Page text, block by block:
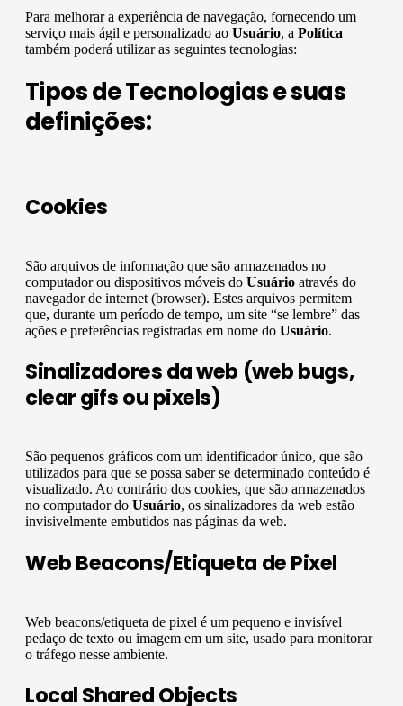
Para melhorar a experiência de navegação, fornecendo um
serviço mais ágil e personalizado ao Usuário, a Política
também poderá utilizar as seguintes tecnologias:
Tipos de Tecnologias e suas
definições:
Cookies
São arquivos de informação que são armazenados no
computador ou dispositivos móveis do Usuário através do
navegador de internet (browser). Estes arquivos permitem
que, durante um período de tempo, um site “se lembre” das
ações e preferências registradas em nome do Usuário.
Sinalizadores da web (web bugs,
clear gifs ou pixels)
São pequenos gráficos com um identificador único, que são
utilizados para que se possa saber se determinado conteúdo é
visualizado. Ao contrário dos cookies, que são armazenados
no computador do Usuário, os sinalizadores da web estão
invisivelmente embutidos nas páginas da web.
Web Beacons/Etiqueta de Pixel
Web beacons/etiqueta de pixel é um pequeno e invisível
pedaço de texto ou imagem em um site, usado para monitorar
o tráfego nesse ambiente.
Local Shared Objects